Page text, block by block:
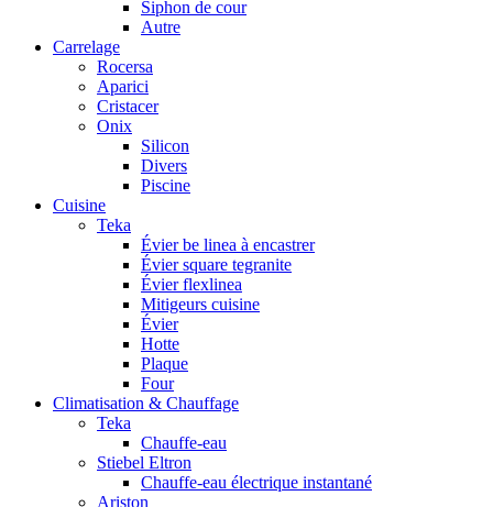
Siphon de cour
Autre
Carrelage
Rocersa
Aparici
Cristacer
Onix
Silicon
Divers
Piscine
Cuisine
Teka
Évier be linea à encastrer
Évier square tegranite
Évier flexlinea
Mitigeurs cuisine
Évier
Hotte
Plaque
Four
Climatisation & Chauffage
Teka
Chauffe-eau
Stiebel Eltron
Chauffe-eau électrique instantané
Ariston